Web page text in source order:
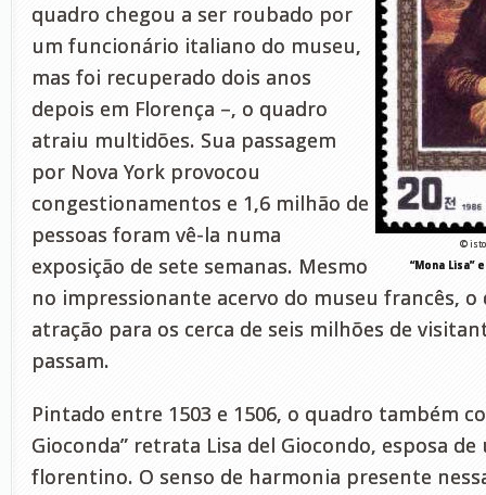
©
“Mona Lisa”
quadro chegou a ser roubado por
um funcionário italiano do museu,
mas foi recuperado dois anos
depois em Florença –, o quadro
atraiu multidões. Sua passagem
por Nova York provocou
congestionamentos e 1,6 milhão de
pessoas foram vê-la numa
exposição de sete semanas. Mesmo
no impressionante acervo do museu francês,
atração para os cerca de seis milhões de
passam.
Pintado entre 1503 e 1506, o quadro também
Gioconda” retrata Lisa del Giocondo, esposa
florentino. O senso de harmonia presente